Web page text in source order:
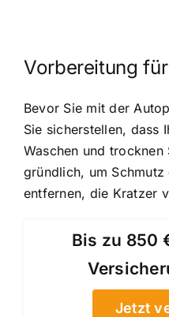
Vorbereitung
Bevor Sie mit der
Sie sicherstellen, dass
Waschen und trocknen
gründlich, um
entfernen, die Kratzer
Bis zu 850
Jetzt